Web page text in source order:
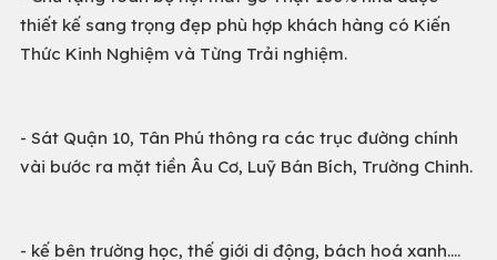
thiết kế sang trọng đẹp phù hợp khách hàng có Kiến
Thức Kinh Nghiệm và Từng Trải nghiệm.
- Sát Quận 10, Tân Phú thông ra các trục đường chính
vài bước ra mặt tiền Âu Cơ, Luỹ Bán Bích, Trường Chinh.
- kế bên trường học, thế giới di động, bách hoá xanh....